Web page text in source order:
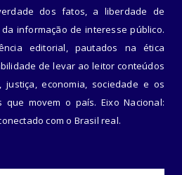
dos fatos, a liberdade de
informação de interesse público.
editorial, pautados na ética
de levar ao leitor conteúdos
economia, sociedade e os
que movem o país. Eixo Nacional:
com o Brasil real.